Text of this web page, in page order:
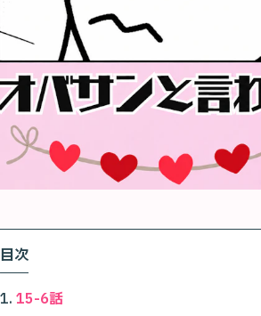
目次
15-6話